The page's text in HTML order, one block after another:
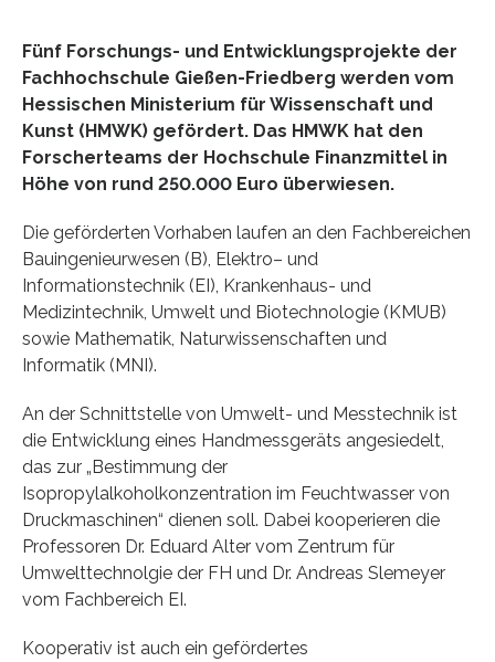
Fünf Forschungs- und Entwicklungsprojekte der
Fachhochschule Gießen-Friedberg werden vom
Hessischen Ministerium für Wissenschaft und
Kunst (HMWK) gefördert. Das HMWK hat den
Forscherteams der Hochschule Finanzmittel in
Höhe von rund 250.000 Euro überwiesen.
Die geförderten Vorhaben laufen an den Fachbereichen
Bauingenieurwesen (B), Elektro– und
Informationstechnik (EI), Krankenhaus- und
Medizintechnik, Umwelt und Biotechnologie (KMUB)
sowie Mathematik, Naturwissenschaften und
Informatik (MNI).
An der Schnittstelle von Umwelt- und Messtechnik ist
die Entwicklung eines Handmessgeräts angesiedelt,
das zur „Bestimmung der
Isopropylalkoholkonzentration im Feuchtwasser von
Druckmaschinen“ dienen soll. Dabei kooperieren die
Professoren Dr. Eduard Alter vom Zentrum für
Umwelttechnolgie der FH und Dr. Andreas Slemeyer
vom Fachbereich EI.
Kooperativ ist auch ein gefördertes